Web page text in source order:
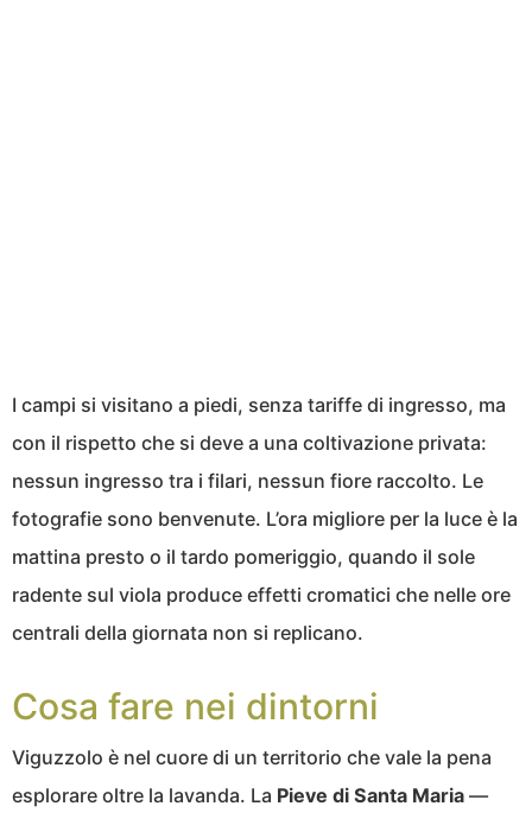
I campi si visitano a piedi, senza tariffe di ingresso, ma
con il rispetto che si deve a una coltivazione privata:
nessun ingresso tra i filari, nessun fiore raccolto. Le
fotografie sono benvenute. L’ora migliore per la luce è la
mattina presto o il tardo pomeriggio, quando il sole
radente sul viola produce effetti cromatici che nelle ore
centrali della giornata non si replicano.
Cosa fare nei dintorni
Viguzzolo è nel cuore di un territorio che vale la pena
esplorare oltre la lavanda. La Pieve di Santa Maria —